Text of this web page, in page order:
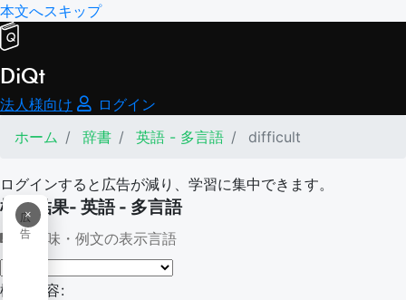
本文へスキップ
DiQt
法人様向け
ログイン
ホーム
辞書 英語 - 多言語 difficult
ログインすると広告が減り、学習に集中できます。
×
広
告
検索結果- 英語 - 多言語
意味・例文の表示言語
検索内容: